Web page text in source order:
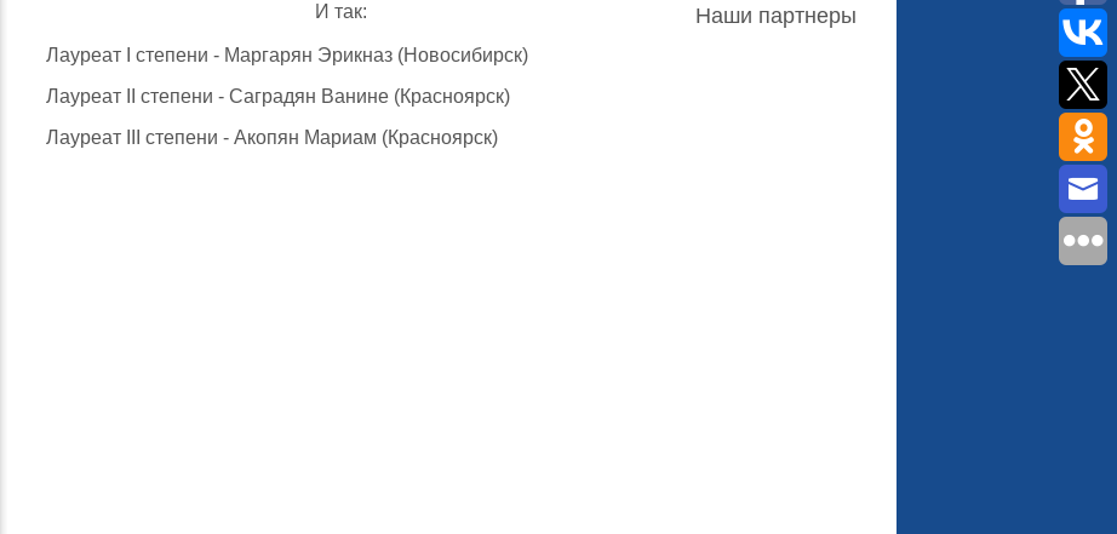
И так:
Лауреат I степени - Маргарян Эрикназ (Новосибирск)
Лауреат II степени - Саградян Ванине (Красноярск)
Лауреат III степени - Акопян Мариам (Красноярск)
Наши партнеры